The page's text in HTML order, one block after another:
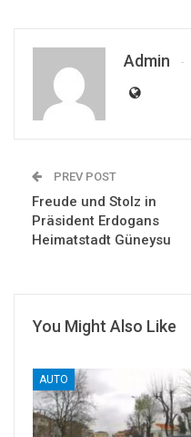
Admin
PREV POST
Freude und Stolz in
Präsident Erdogans
Heimatstadt Güneysu
You Might Also Like
AUTO